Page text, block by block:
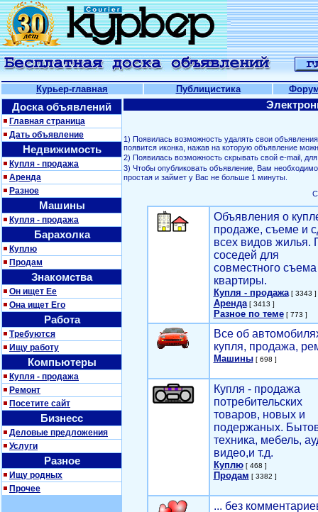
Курьер-главная Публицистика
Доска объявлений
Главная страница
Дать объявление
Недвижимость
Купля - продажа
Аренда
Разное
Машины
Купля - продажа
Барахолка
Куплю
Продам
Знакомства
Он ищет Ее
Она ищет Его
Работа
Требуются
Ищу работу
Компьютеры
Купля - продажа
Ремонт
Посетите сайт
Бизнесс
Деловые предложения
Услуги
Разное
Ищу родных
Прочее
1) Появилась возможность удалять свои
появится иконка, нажав на которую объявление
2) Появилась возможность скрывать свой е-mail,
3) Чтобы опубликовать объявление, Вам
простая и займет у Вас не больше 1 минуты.
Объявления о
продаже, съеме и
всех видов жилья.
соседей для
совместного съема
квартиры.
Купля - продажа[ 3343 ]
Аренда[ 3413 ]
Разное по теме[ 773 ]
Все об
купля, продажа,
Машины[ 698 ]
Купля - продажа
потребительских
товаров, новых и
подержаных.
техника, мебель,
видео,и т.д.
Куплю[ 468 ]
Продам [ 3382 ]
... без